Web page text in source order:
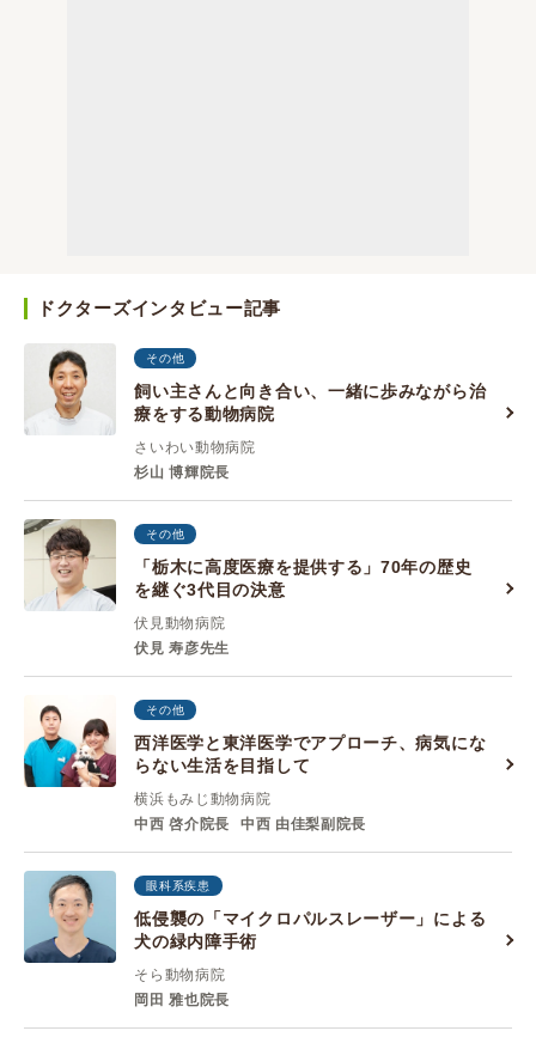
ドクターズインタビュー記事
その他
飼い主さんと向き合い、一緒に歩みながら治
療をする動物病院
さいわい動物病院
杉山 博輝院長
その他
「栃木に高度医療を提供する」70年の歴史
を継ぐ3代目の決意
伏見動物病院
伏見 寿彦先生
その他
西洋医学と東洋医学でアプローチ、病気にな
らない生活を目指して
横浜もみじ動物病院
中西 啓介院長
中西 由佳梨副院長
眼科系疾患
低侵襲の「マイクロパルスレーザー」による
犬の緑内障手術
そら動物病院
岡田 雅也院長